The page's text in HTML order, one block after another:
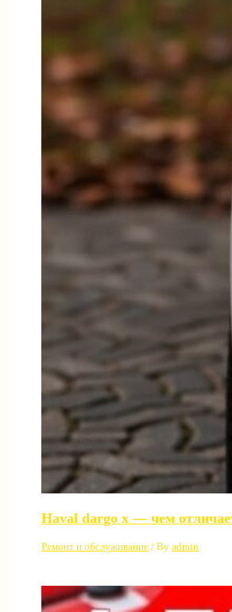
Haval dargo x — чем
Ремонт и обслуживание / Byadmin